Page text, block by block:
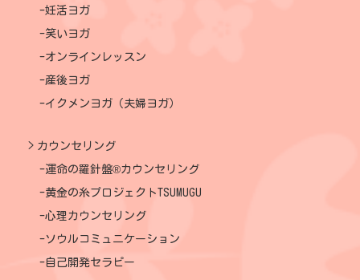
妊活ヨガ
笑いヨガ
オンラインレッスン
産後ヨガ
イクメンヨガ（夫婦ヨガ）
カウンセリング
運命の羅針盤®カウンセリング
黄金の糸プロジェクトTSUMUGU
心理カウンセリング
ソウルコミュニケーション
自己開発セラピー